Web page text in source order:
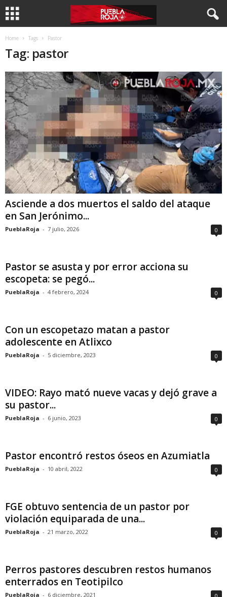
Home Tags Pastor
Tag: pastor
Asciende a dos muertos el saldo del ataque
en San Jerónimo...
PueblaRoja - 7 julio, 2026 0
Pastor se asusta y por error acciona su
escopeta: se pegó...
PueblaRoja - 4 febrero, 2024 0
Con un escopetazo matan a pastor
adolescente en Atlixco
PueblaRoja - 5 diciembre, 2023 0
VIDEO: Rayo mató nueve vacas y dejó grave a
su pastor...
PueblaRoja - 6 junio, 2023 0
Pastor encontró restos óseos en Azumiatla
PueblaRoja - 10 abril, 2022 0
FGE obtuvo sentencia de un pastor por
violación equiparada de una...
PueblaRoja - 21 marzo, 2022 0
Perros pastores descubren restos humanos
enterrados en Teotipilco
PueblaRoja - 6 diciembre, 2021